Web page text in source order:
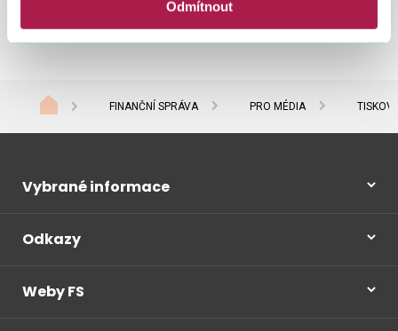
Odmítnout
FINANČNÍ SPRÁVA PRO MÉDIA
Vybrané informace
Odkazy
Weby FS